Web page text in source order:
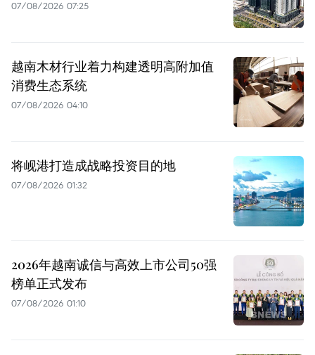
07/08/2026 07:25
越南木材行业着力构建透明高附加值
消费生态系统
07/08/2026 04:10
将岘港打造成战略投资目的地
07/08/2026 01:32
2026年越南诚信与高效上市公司50强
榜单正式发布
07/08/2026 01:10